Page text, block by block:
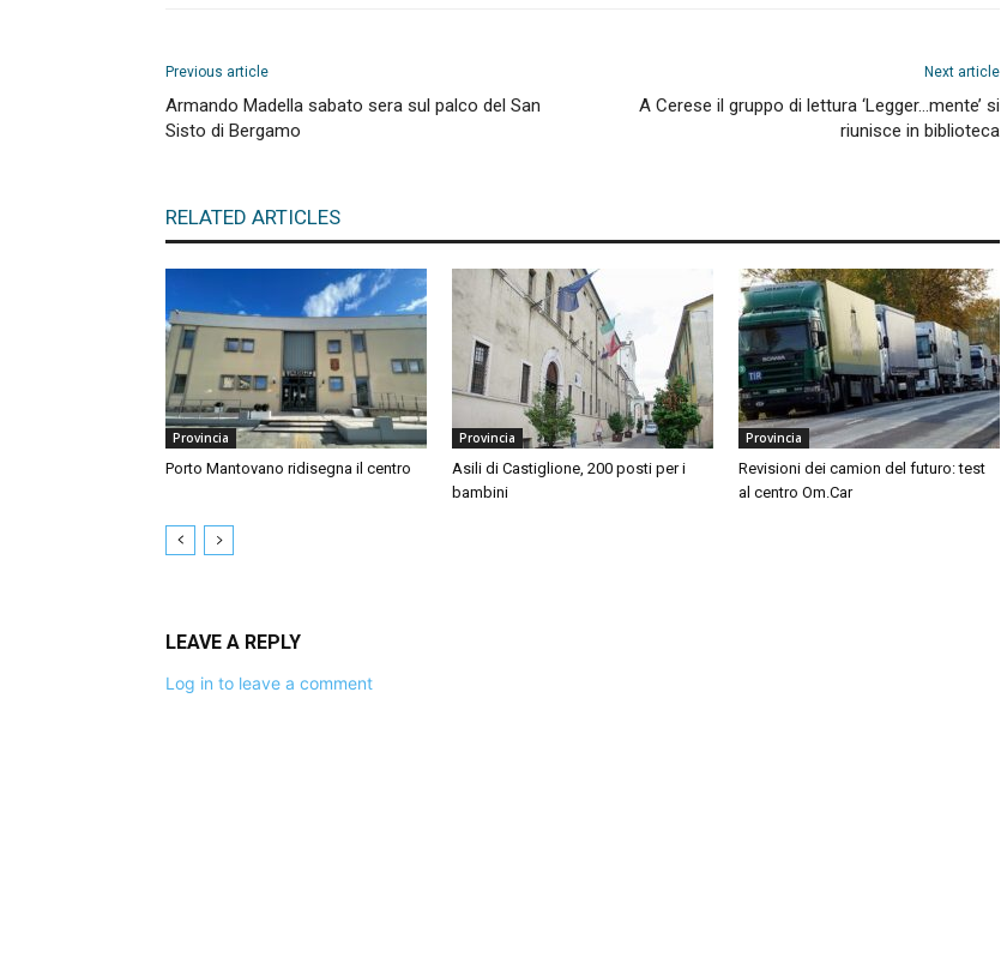
Previous article
Armando Madella sabato sera sul palco del San
Sisto di Bergamo
Next article
A Cerese il gruppo di lettura ‘Legger…mente’ si
riunisce in biblioteca
RELATED ARTICLES
Provincia
Porto Mantovano ridisegna il centro
Provincia
Asili di Castiglione, 200 posti per i
bambini
Provincia
Revisioni dei camion del futuro: test
al centro Om.Car
LEAVE A REPLY
Log in to leave a comment